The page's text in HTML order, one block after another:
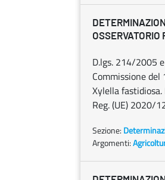
D.lgs. 214/2005
Commissione
Xylella
Reg. (UE) 2020/
Sezione:
Argomenti: